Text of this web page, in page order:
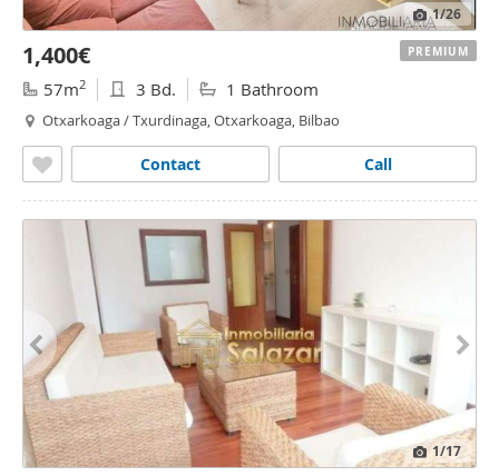
1/26
1,400€
57m2 3 Bd. 1 Bathroom
Otxarkoaga / Txurdinaga, Otxarkoaga, Bilbao
Call
Contact
PREMIUM
1/17